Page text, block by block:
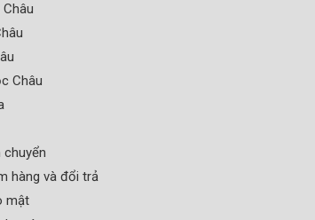
Châu
chuyển
hàng và đổi trả
mật